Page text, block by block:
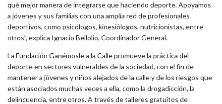
qué mejor manera de integrarse que haciendo deporte. Apoyamos
a jóvenes y sus familias con una amplia red de profesionales
deportivos, como psicólogos, kinesiólogos, nutricionistas, entre
otros”, explica Ignacio Bellolio, Coordinador General.
La Fundación Ganémosle a la Calle promueve la práctica del
deporte en sectores vulnerables de la sociedad, con el fin de
mantener a jóvenes y niños alejados de la calle y de los riesgos que
están asociados muchas veces a ella, como la drogadicción, la
delincuencia, entre otros. A través de talleres gratuitos de